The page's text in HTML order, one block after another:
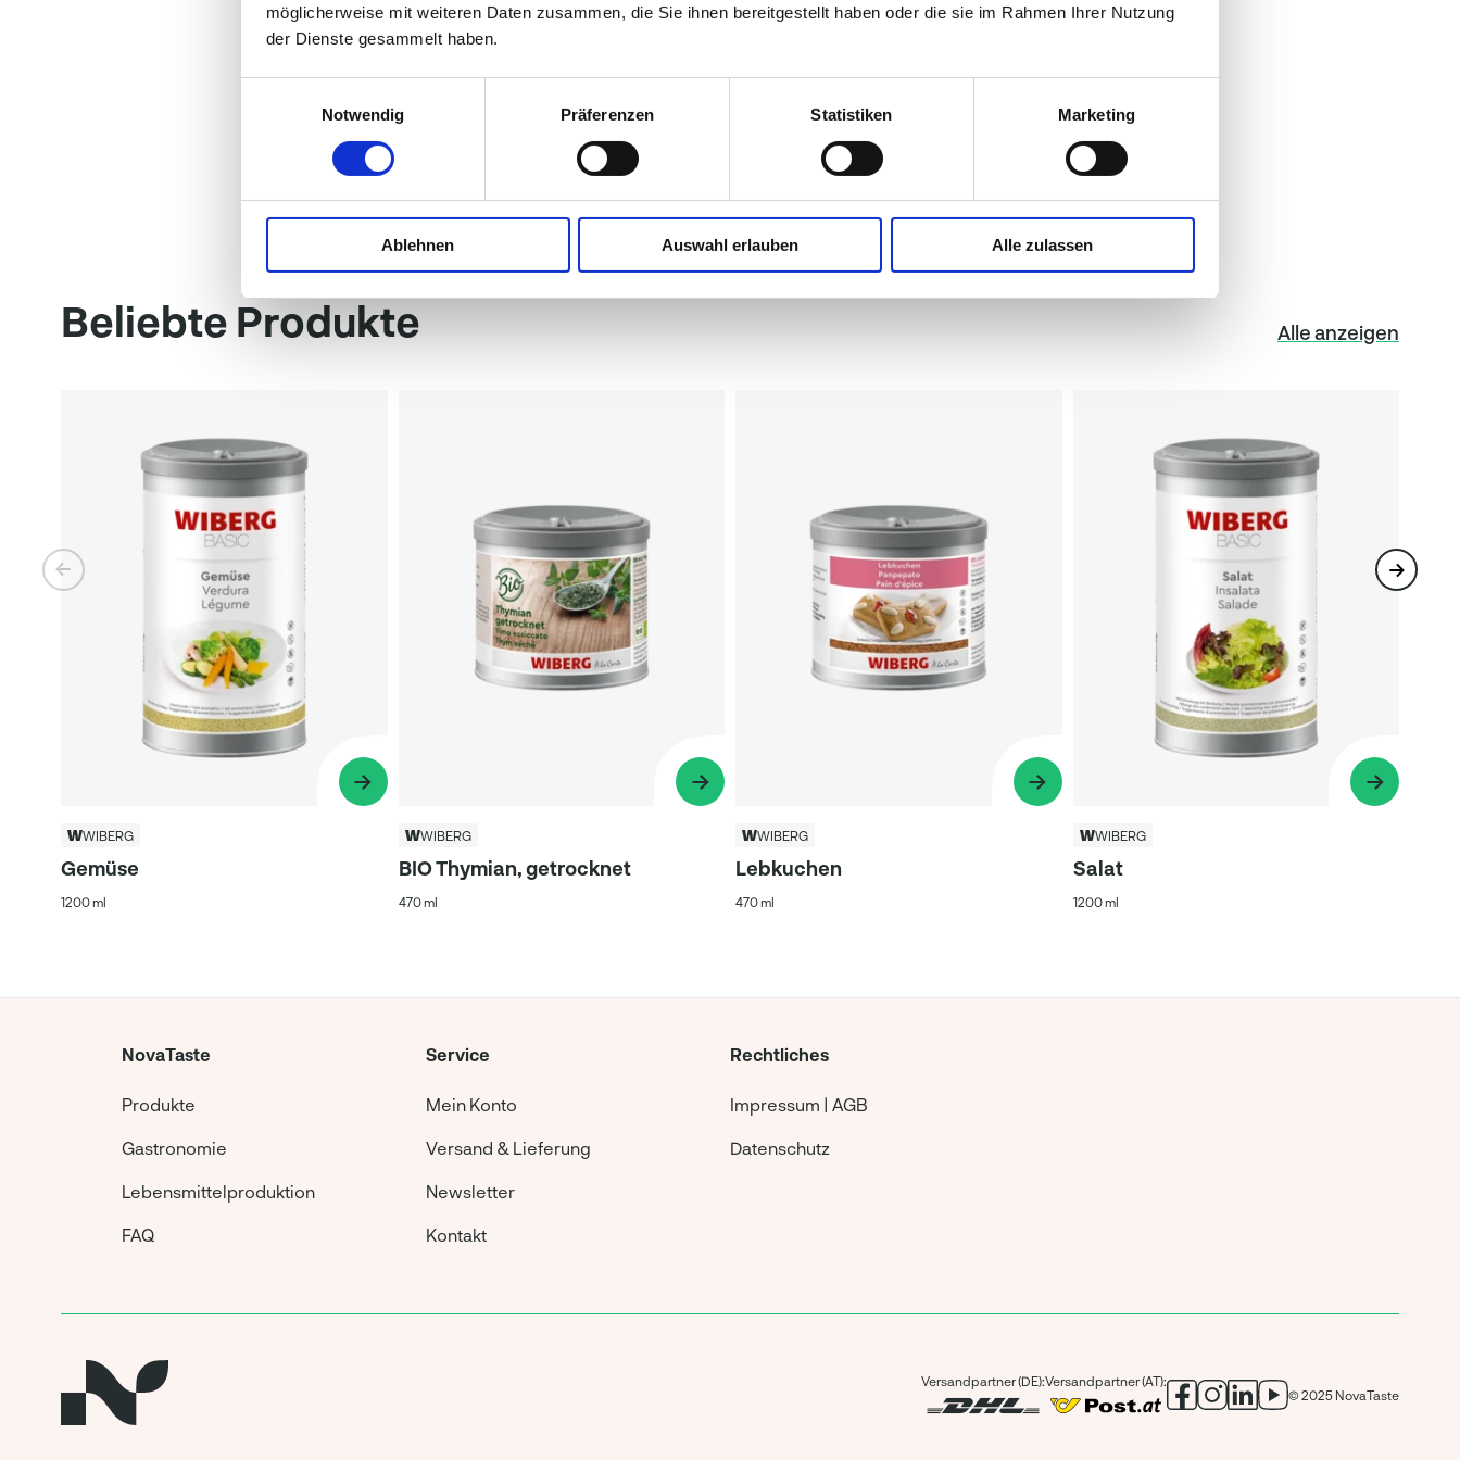
möglicherweise mit weiteren Daten zusammen, die Sie ihnen bereitgestellt haben oder die sie im Rahmen Ihrer Nutzung
der Dienste gesammelt haben.
Notwendig
Präferenzen Statistiken Marketing
Ablehnen Auswahl erlauben Alle zulassen
Salz (gemäß VERORDNUNG (EU) Nr. 1169/2011 Natrium x 2,5)
Beliebte Produkte Alle anzeigen
WIBERG
Gemüse
1200 ml
WIBERG
BIO Thymian, getrocknet
470 ml
WIBERG
Lebkuchen
470 ml
WIBERG
Salat
1200 ml
NovaTaste
Produkte
Gastronomie
Lebensmittelproduktion
FAQ
Service
Mein Konto
Versand & Lieferung
Newsletter
Kontakt
Rechtliches
Impressum | AGB
Datenschutz
Versandpartner (DE):Versandpartner (AT):
© 2025 NovaTaste